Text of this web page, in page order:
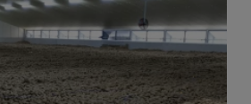
die nog in de Belgische
2,6 miljoen ton. Dat is zowat de
uit 2025 en maar liefst 44